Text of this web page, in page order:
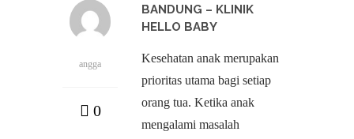
angga
0
BANDUNG – KLINIK
HELLO BABY
Kesehatan anak merupakan
prioritas utama bagi setiap
orang tua. Ketika anak
mengalami masalah